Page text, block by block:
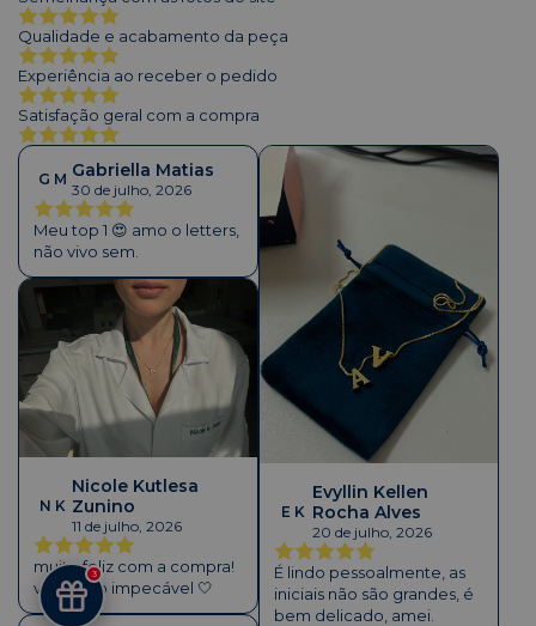
Qualidade e acabamento da peça
Experiência ao receber o pedido
Satisfação geral com a compra
G M Gabriella Matias
30 de julho, 2026
Meu top 1 😍 amo o letters,
não vivo sem.
N K
Nicole Kutlesa
Zunino
11 de julho, 2026
muito feliz com a compra!
veio tudo impecável 🤍
E K
Evyllin Kellen
Rocha Alves
20 de julho, 2026
É lindo pessoalmente, as
iniciais não são grandes, é
bem delicado, amei.
3